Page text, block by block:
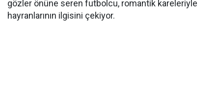
gözler önüne seren futbolcu, romantik kareleriyle
hayranlarının ilgisini çekiyor.